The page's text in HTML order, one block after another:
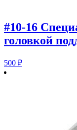
#10-16
головкой
500 ₽